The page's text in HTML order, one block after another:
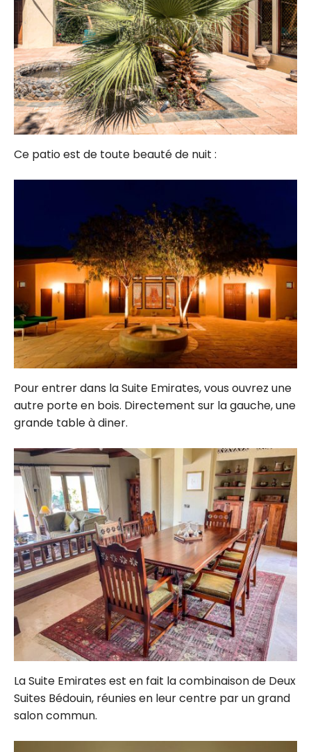
Ce patio est de toute beauté de nuit :
Pour entrer dans la Suite Emirates, vous ouvrez une
autre porte en bois. Directement sur la gauche, une
grande table à diner.
La Suite Emirates est en fait la combinaison de Deux
Suites Bédouin, réunies en leur centre par un grand
salon commun.